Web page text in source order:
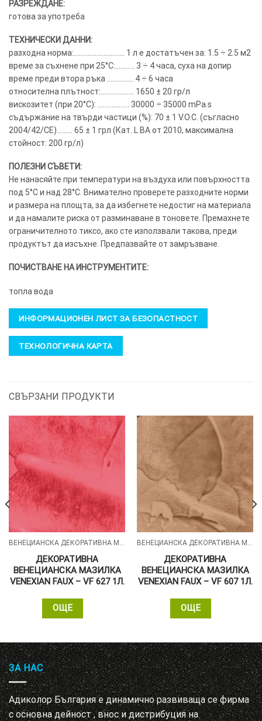
РАЗРЕЖДАНЕ:
готова за употреба
ТЕХНИЧЕСКИ ДАННИ:
разходна норма:……………………….. 1 л е достатъчен за: 1.5 ÷ 2.5 м2
време за съхнене при 25°C:……….. 3 ÷ 4 часа, суха на допир
време преди втора ръка …………… 4 ÷ 6 часа
относителна плътност:………………. 1650 ± 20 гр/л
вискозитет (при 20°C): ……………… 30000 ÷ 35000 mPa.s
съдържание на твърди частици (%): 70 ± 1 V.O.C. (съгласно
2004/42/CE)……… 65 ± 1 грл (Кат. L BA от 2010, максимална
стойност: 200 гр/л)
ПОЛЕЗНИ СЪВЕТИ:
Не нанасяйте при температури на въздуха или повърхността
под 5°C и над 28°C. Внимателно проверете разходните норми
и размера на площта, за да избегнете недостиг на материала
и да намалите риска от разминаване в тоновете. Премахнете
ограничителното тиксо, ако сте използвали такова, преди
продуктът да изсъхне. Предпазвайте от замръзване.
ПОЧИСТВАНЕ НА ИНСТРУМЕНТИТЕ:
топла вода
ИНФОРМАЦИОНЕН ЛИСТ ЗА БЕЗОПАСТНОСТ
ТЕХНОЛОГИЧНА КАРТА
СВЪРЗАНИ ПРОДУКТИ
ВЕНЕЦИАНСКА ДЕКОРАТИВНА МАЗИЛКА - VENEXIAN FAUX
ДЕКОРАТИВНА
ВЕНЕЦИАНСКА МАЗИЛКА
VENEXIAN FAUX – VF 627 1Л.
ОЩЕ
ВЕНЕЦИАНСКА ДЕКОРАТИВНА МАЗИЛКА - VENEXIAN FAUX
ДЕКОРАТИВНА
ВЕНЕЦИАНСКА МАЗИЛКА
VENEXIAN FAUX – VF 607 1Л.
ОЩЕ
ЗА НАС
Адиколор България е динамично развиваща се фирма
с основна дейност , внос и дистрибуция на